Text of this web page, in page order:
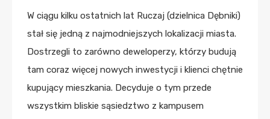
W ciągu kilku ostatnich lat Ruczaj (dzielnica Dębniki)
stał się jedną z najmodniejszych lokalizacji miasta.
Dostrzegli to zarówno deweloperzy, którzy budują
tam coraz więcej nowych inwestycji i klienci chętnie
kupujący mieszkania. Decyduje o tym przede
wszystkim bliskie sąsiedztwo z kampusem